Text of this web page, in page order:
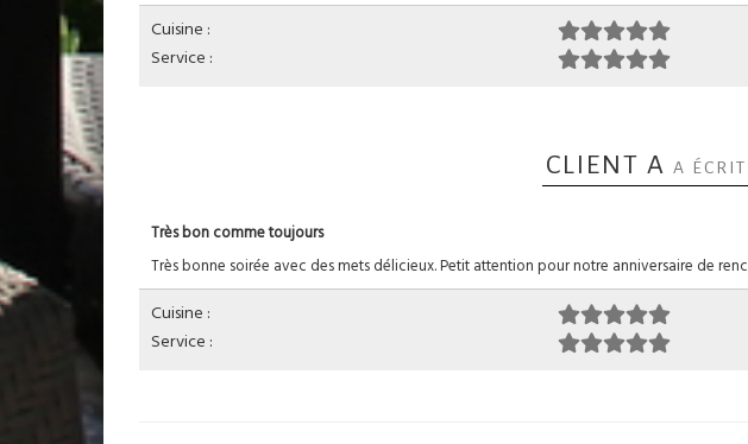
Cuisine :
Service :
CLIENT A A
Très bon comme toujours
Très bonne soirée avec des mets délicieux. Petit attention pour notre anniversaire de
Cuisine :
Service :